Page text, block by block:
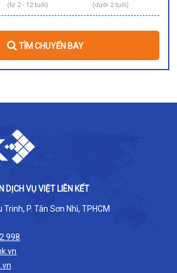
(từ 2 - 12 tuổi) (dưới 2 tuổi)
TÌM CHUYẾN BAY
DỊCH VỤ VIỆT LIÊN KẾT
P. Tân Sơn Nhì, TPHCM